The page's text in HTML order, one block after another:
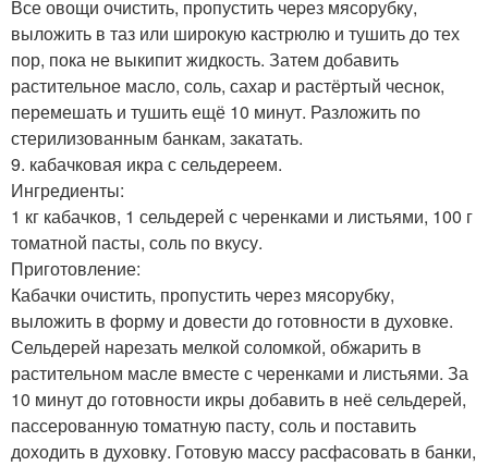
Все овощи очистить, пропустить чеpез мясорубку,
выложить в таз или широкую кастрюлю и тушить до тех
пор, пока не выкипит жидкость. Затем добавить
растительное масло, соль, сахар и растёртый чеснок,
перемешать и тушить ещё 10 минут. Разложить по
стерилизованным банкам, закатать.
9. кабачковая икра с сельдереем.
Ингредиенты:
1 кг кабачков, 1 сельдерей с черенками и листьями, 100 г
томатной пасты, соль по вкусу.
Приготовление:
Кабачки очистить, пропустить через мясорубку,
выложить в форму и довести до готовности в духовке.
Сельдерей нарезать мелкой соломкой, обжарить в
растительном масле вместе с черенками и листьями. За
10 минут до готовности икры добавить в неё сельдерей,
пассерованную томатную пасту, соль и поставить
доходить в духовку. Готовую массу расфасовать в банки,